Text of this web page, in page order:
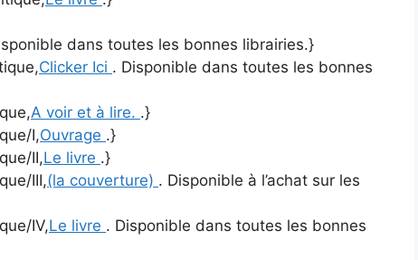
dans toutes les bonnes librairies.}
Clicker Ici . Disponible dans toutes les bonnes
A voir et à lire. .}
I,Ouvrage .}
II,Le livre .}
III,(la couverture) . Disponible à l’achat sur les
IV,Le livre . Disponible dans toutes les bonnes